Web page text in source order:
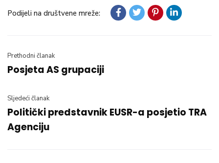
Podijeli na društvene mreže:
Prethodni članak
Posjeta AS grupaciji
Sljedeći članak
Politički predstavnik EUSR-a posjetio TRA
Agenciju